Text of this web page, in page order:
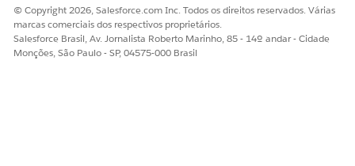
© Copyright 2026, Salesforce.com Inc. Todos os direitos reservados. Várias
marcas comerciais dos respectivos proprietários.
Salesforce Brasil, Av. Jornalista Roberto Marinho, 85 - 14º andar - Cidade
Monções, São Paulo - SP, 04575-000 Brasil